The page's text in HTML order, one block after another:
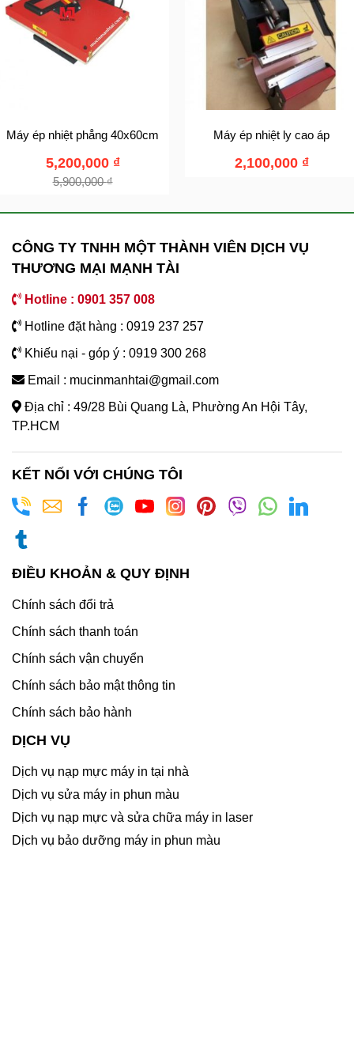
Máy ép nhiệt phẳng 40x60cm
5,900,000₫
5,200,000 ₫
Máy ép nhiệt ly cao áp
2,100,000 ₫
CÔNG TY TNHH MỘT THÀNH VIÊN DỊCH VỤ
THƯƠNG MẠI MẠNH TÀI
Hotline : 0901 357 008
Hotline đặt hàng : 0919 237 257
Khiếu nại - góp ý : 0919 300 268
Email : mucinmanhtai@gmail.com
Địa chỉ : 49/28 Bùi Quang Là, Phường An Hội Tây,
TP.HCM
KẾT NỐI VỚI CHÚNG TÔI
ĐIỀU KHOẢN & QUY ĐỊNH
Chính sách đổi trả
Chính sách thanh toán
Chính sách vận chuyển
Chính sách bảo mật thông tin
Chính sách bảo hành
DỊCH VỤ
Dịch vụ nạp mực máy in tại nhà
Dịch vụ sửa máy in phun màu
Dịch vụ nạp mực và sửa chữa máy in laser
Dịch vụ bảo dưỡng máy in phun màu